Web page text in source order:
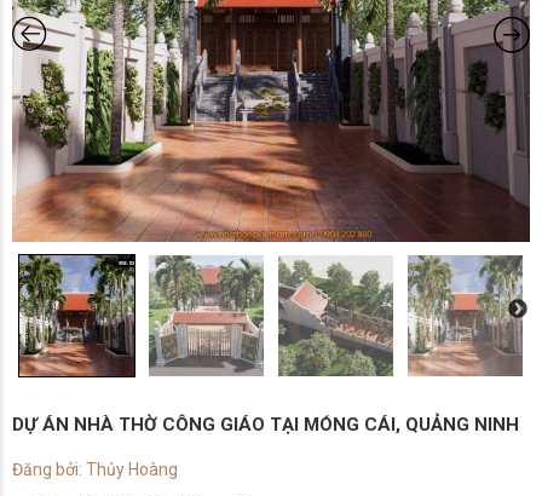
DỰ ÁN NHÀ THỜ CÔNG GIÁO TẠI MÓNG CÁI, QUẢNG NINH
Đăng bởi: Thủy Hoàng